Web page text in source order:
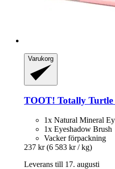
Varukorg
TOOT! Totally Turtle
1x Natural Mineral
1x Eyeshadow Brush
Vacker förpackning
237 kr (6 583 kr / kg)
Leverans till 17. augusti